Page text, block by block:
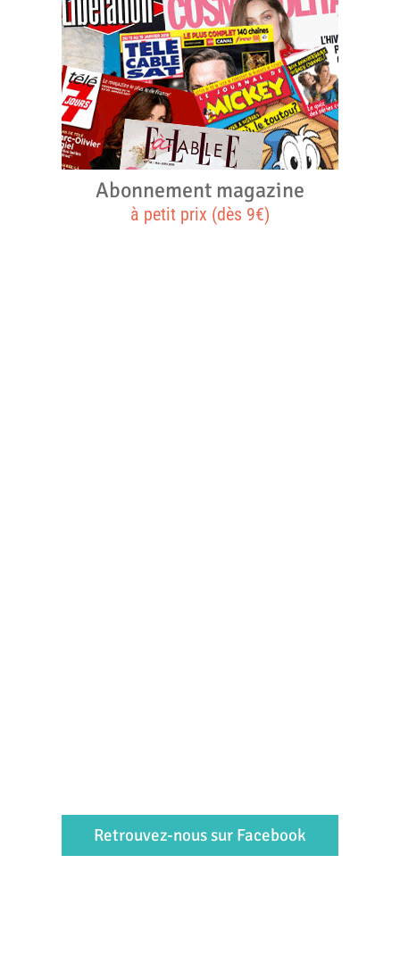
Abonnement magazine
à petit prix (dès 9€)
Retrouvez-nous sur Facebook